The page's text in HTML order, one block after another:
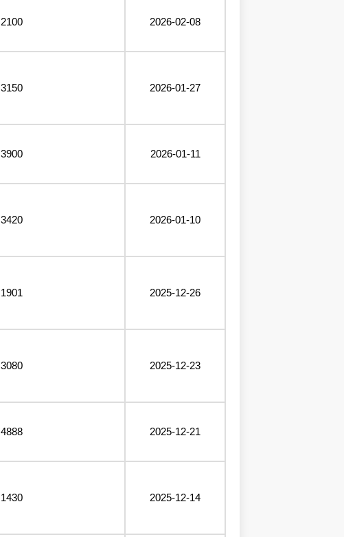
2100 2026-02-08
3150 2026-01-27
3900 2026-01-11
3420 2026-01-10
1901 2025-12-26
3080 2025-12-23
4888 2025-12-21
1430 2025-12-14